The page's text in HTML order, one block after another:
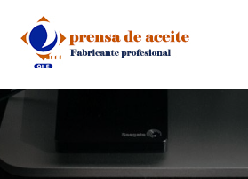
content